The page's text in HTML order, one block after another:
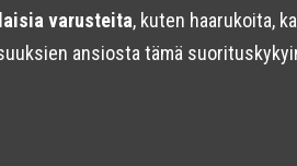
varusteita, kuten haarukoita,
ansiosta tämä